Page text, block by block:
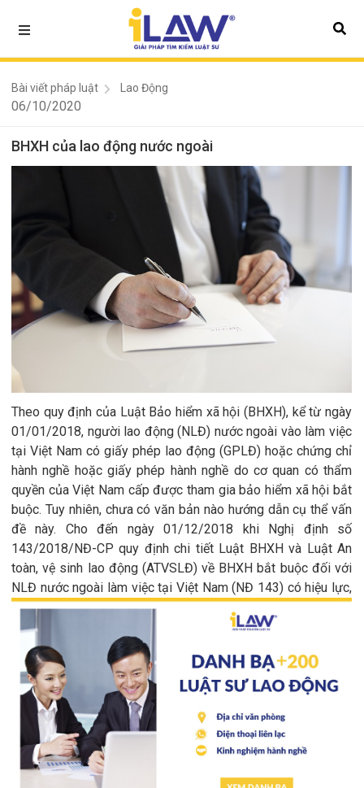
Bài viết pháp luật Lao Động
06/10/2020
BHXH của lao động nước ngoài
Theo quy định của Luật Bảo hiểm xã hội (BHXH), kể từ ngày
01/01/2018, người lao động (NLĐ) nước ngoài vào làm việc
tại Việt Nam có giấy phép lao động (GPLĐ) hoặc chứng chỉ
hành nghề hoặc giấy phép hành nghề do cơ quan có thẩm
quyền của Việt Nam cấp được tham gia bảo hiểm xã hội bắt
buộc. Tuy nhiên, chưa có văn bản nào hướng dẫn cụ thể vấn
đề này. Cho đến ngày 01/12/2018 khi Nghị định số
143/2018/NĐ-CP quy định chi tiết Luật BHXH và Luật An
toàn, vệ sinh lao động (ATVSLĐ) về BHXH bắt buộc đối với
NLĐ nước ngoài làm việc tại Việt Nam (NĐ 143) có hiệu lực,